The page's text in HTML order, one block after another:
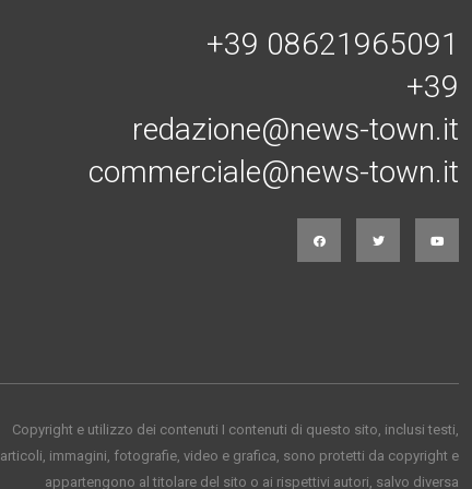
+39 08621965091
+39
redazione@news-town.it
commerciale@news-town.it
Copyright e utilizzo dei contenuti I contenuti di questo sito, inclusi testi,
articoli, immagini, fotografie, video e grafica, sono protetti da copyright e
appartengono al titolare del sito o ai rispettivi autori, salvo diversa